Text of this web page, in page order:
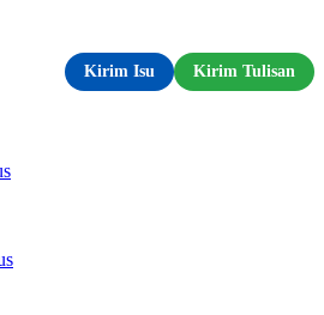
Kirim Isu
Kirim Tulisan